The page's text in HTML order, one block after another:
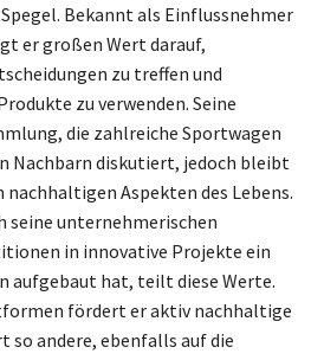
Bekannt als Einflussnehmer
er großen Wert darauf,
zu treffen und
zu verwenden. Seine
die zahlreiche Sportwagen
Nachbarn diskutiert, jedoch bleibt
nachhaltigen Aspekten des Lebens.
seine unternehmerischen
in innovative Projekte ein
aufgebaut hat, teilt diese Werte.
fördert er aktiv nachhaltige
so andere, ebenfalls auf die